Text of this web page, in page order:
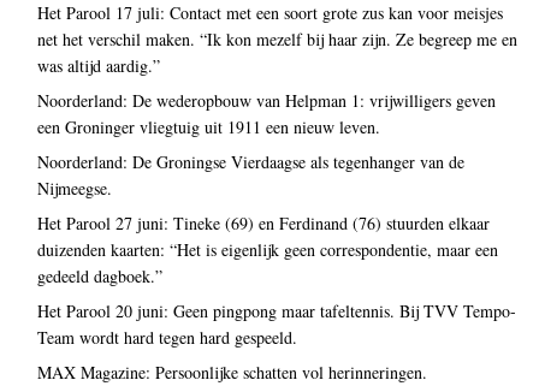
Het Parool 17 juli: Contact met een soort grote zus kan voor meisjes
net het verschil maken. “Ik kon mezelf bij haar zijn. Ze begreep me en
was altijd aardig.”
Noorderland: De wederopbouw van Helpman 1: vrijwilligers geven
een Groninger vliegtuig uit 1911 een nieuw leven.
Noorderland: De Groningse Vierdaagse als tegenhanger van de
Nijmeegse.
Het Parool 27 juni: Tineke (69) en Ferdinand (76) stuurden elkaar
duizenden kaarten: “Het is eigenlijk geen correspondentie, maar een
gedeeld dagboek.”
Het Parool 20 juni: Geen pingpong maar tafeltennis. Bij TVV Tempo-
Team wordt hard tegen hard gespeeld.
MAX Magazine: Persoonlijke schatten vol herinneringen.